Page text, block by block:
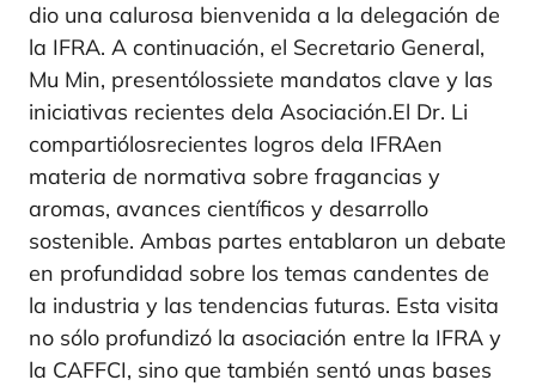
dio una calurosa bienvenida a la delegación de
la IFRA. A continuación, el Secretario General,
Mu Min, presentólossiete mandatos clave y las
iniciativas recientes dela Asociación.El Dr. Li
compartiólosrecientes logros dela IFRAen
materia de normativa sobre fragancias y
aromas, avances científicos y desarrollo
sostenible. Ambas partes entablaron un debate
en profundidad sobre los temas candentes de
la industria y las tendencias futuras. Esta visita
no sólo profundizó la asociación entre la IFRA y
la CAFFCI, sino que también sentó unas bases